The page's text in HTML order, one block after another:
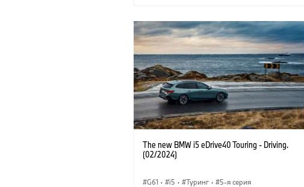
The new BMW i5 eDrive40 Touring - Driving.
(02/2024)
G61 · i5 · Туринг · 5-я серия